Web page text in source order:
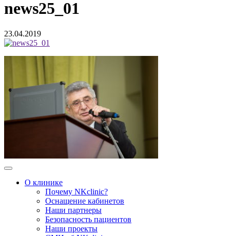
news25_01
23.04.2019
О клинике
Почему NKclinic?
Оснащение кабинетов
Наши партнеры
Безопасность пациентов
Наши проекты